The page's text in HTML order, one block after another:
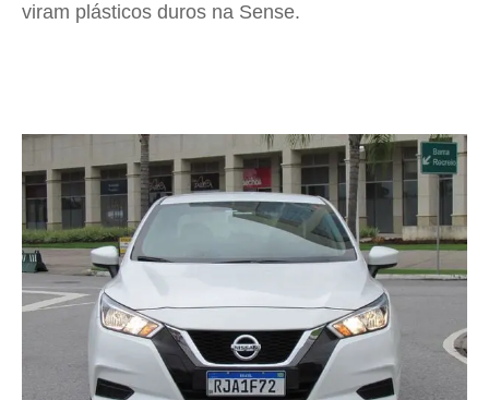
viram plásticos duros na Sense.